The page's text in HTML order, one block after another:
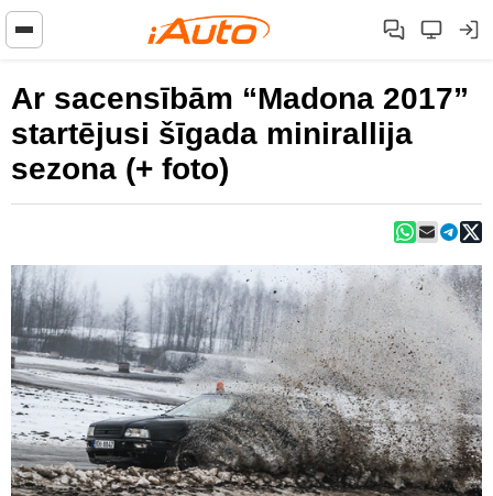
Ar sacensībām “Madona 2017”
startējusi šīgada minirallija
sezona (+ foto)